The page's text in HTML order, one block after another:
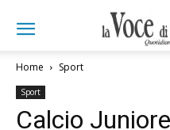
Home Sport
Sport
Calcio